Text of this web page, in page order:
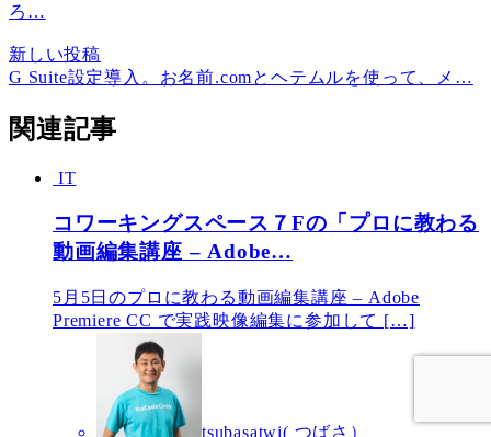
ろ…
新しい投稿
G Suite設定導入。お名前.comとヘテムルを使って、メ…
関連記事
IT
コワーキングスペース７Fの「プロに教わる
動画編集講座 – Adobe…
5月5日のプロに教わる動画編集講座 – Adobe
Premiere CC で実践映像編集に参加して […]
tsubasatwi( つばさ）